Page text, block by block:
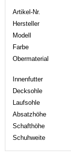
Artikel-Nr.
Hersteller
Modell
Farbe
Obermaterial
Innenfutter
Decksohle
Laufsohle
Absatzhöhe
Schafthöhe
Schuhweite